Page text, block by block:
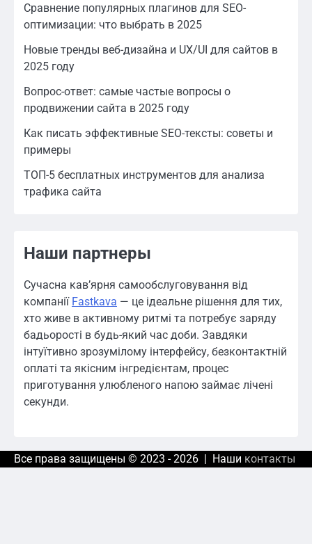
Сравнение популярных плагинов для SEO-
оптимизации: что выбрать в 2025
Новые тренды веб-дизайна и UX/UI для сайтов в
2025 году
Вопрос-ответ: самые частые вопросы о
продвижении сайта в 2025 году
Как писать эффективные SEO-тексты: советы и
примеры
ТОП-5 бесплатных инструментов для анализа
трафика сайта
Наши партнеры
Сучасна кав’ярня самообслуговування від
компанії Fastkava — це ідеальне рішення для тих,
хто живе в активному ритмі та потребує заряду
бадьорості в будь-який час доби. Завдяки
інтуїтивно зрозумілому інтерфейсу, безконтактній
оплаті та якісним інгредієнтам, процес
приготування улюбленого напою займає лічені
секунди.
Все права защищены © 2023 - 2026 | Наши контакты